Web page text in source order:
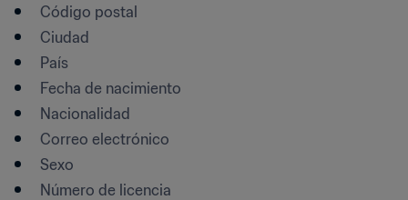
Código postal
Ciudad
País
Fecha de nacimiento
Nacionalidad
Correo electrónico
Sexo
Número de licencia